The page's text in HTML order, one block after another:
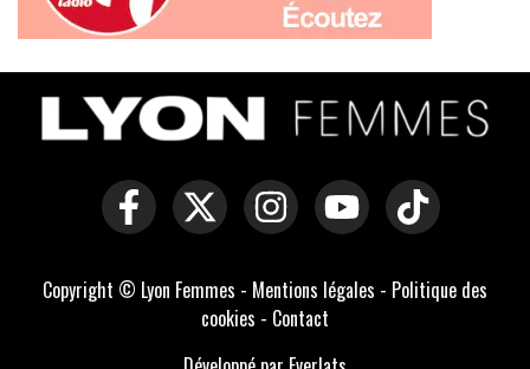
Copyright © Lyon Femmes - Mentions légales - Politique des
cookies - Contact